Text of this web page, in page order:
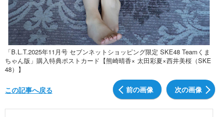
「B.L.T.2025年11月号 セブンネットショッピング限定 SKE48 Teamくま
ちゃん版」購入特典ポストカード【熊崎晴香× 太田彩夏×西井美桜（SKE
48）】
前の画像 次の画像
この記事へ戻る